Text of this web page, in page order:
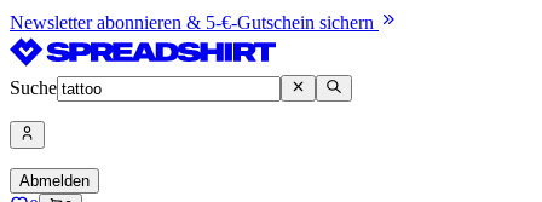
Newsletter abonnieren & 5-€-Gutschein sichern
Suche
Abmelden